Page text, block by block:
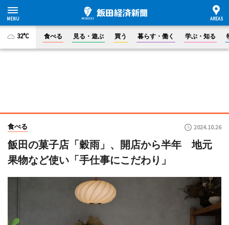
32°C 食べる 見る・遊ぶ 買う 暮らす・働く 学ぶ・知る
食べる 2024.10.26
飯田の菓子店「穀雨」、開店から半年 地元
果物など使い「手仕事にこだわり」